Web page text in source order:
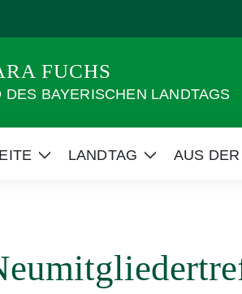
FUCHS
DES BAYERISCHEN LANDTAGS
Zeige
LANDTAG
Zeige
AUS